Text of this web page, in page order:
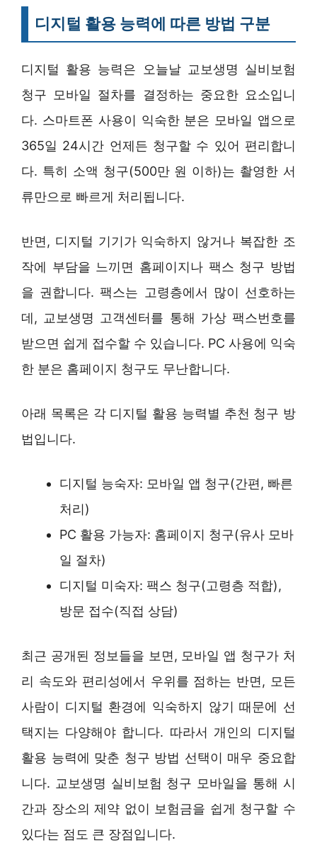
디지털 활용 능력에 따른 방법 구분
디지털 활용 능력은 오늘날 교보생명 실비보험
청구 모바일 절차를 결정하는 중요한 요소입니
다. 스마트폰 사용이 익숙한 분은 모바일 앱으로
365일 24시간 언제든 청구할 수 있어 편리합니
다. 특히 소액 청구(500만 원 이하)는 촬영한 서
류만으로 빠르게 처리됩니다.
반면, 디지털 기기가 익숙하지 않거나 복잡한 조
작에 부담을 느끼면 홈페이지나 팩스 청구 방법
을 권합니다. 팩스는 고령층에서 많이 선호하는
데, 교보생명 고객센터를 통해 가상 팩스번호를
받으면 쉽게 접수할 수 있습니다. PC 사용에 익숙
한 분은 홈페이지 청구도 무난합니다.
아래 목록은 각 디지털 활용 능력별 추천 청구 방
법입니다.
디지털 능숙자: 모바일 앱 청구(간편, 빠른
처리)
PC 활용 가능자: 홈페이지 청구(유사 모바
일 절차)
디지털 미숙자: 팩스 청구(고령층 적합),
방문 접수(직접 상담)
최근 공개된 정보들을 보면, 모바일 앱 청구가 처
리 속도와 편리성에서 우위를 점하는 반면, 모든
사람이 디지털 환경에 익숙하지 않기 때문에 선
택지는 다양해야 합니다. 따라서 개인의 디지털
활용 능력에 맞춘 청구 방법 선택이 매우 중요합
니다. 교보생명 실비보험 청구 모바일을 통해 시
간과 장소의 제약 없이 보험금을 쉽게 청구할 수
있다는 점도 큰 장점입니다.